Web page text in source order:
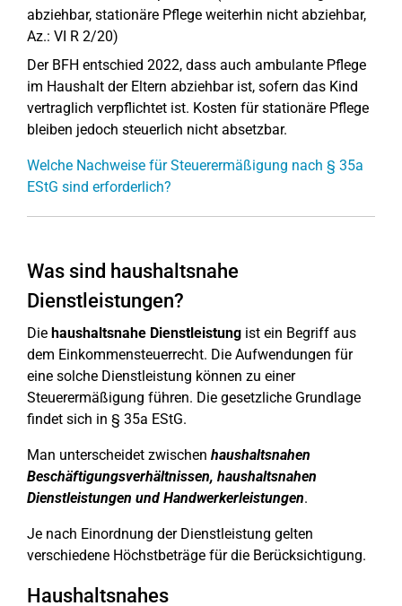
abziehbar, stationäre Pflege weiterhin nicht abziehbar,
Az.: VI R 2/20)
Der BFH entschied 2022, dass auch ambulante Pflege
im Haushalt der Eltern abziehbar ist, sofern das Kind
vertraglich verpflichtet ist. Kosten für stationäre Pflege
bleiben jedoch steuerlich nicht absetzbar.
Welche Nachweise für Steuerermäßigung nach § 35a
EStG sind erforderlich?
Was sind haushaltsnahe
Dienstleistungen?
Die haushaltsnahe Dienstleistung ist ein Begriff aus
dem Einkommensteuerrecht. Die Aufwendungen für
eine solche Dienstleistung können zu einer
Steuerermäßigung führen. Die gesetzliche Grundlage
findet sich in § 35a EStG.
Man unterscheidet zwischen haushaltsnahen
Beschäftigungsverhältnissen, haushaltsnahen
Dienstleistungen und Handwerkerleistungen.
Je nach Einordnung der Dienstleistung gelten
verschiedene Höchstbeträge für die Berücksichtigung.
Haushaltsnahes